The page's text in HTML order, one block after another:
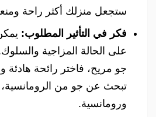
ستجعل منزلك أكثر راحة
فكر في التأثير المطلوب:
على الحالة المزاجية
جو مريح، فاختر رائحة هادئة
تبحث عن جو من الرومانسية،
ورومانسية.